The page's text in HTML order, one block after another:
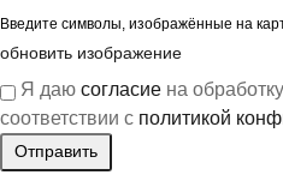
Введите символы, изображённые на
обновить изображение
Я даю согласие на
соответствии с политикой